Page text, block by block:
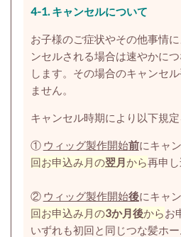
4-1. キャンセルについて
お子様のご症状やその他事情
ンセルされる場合は速やかに
します。その場合のキャンセ
ません。
キャンセル時期により以下規定
① ウィッグ製作開始前にキャ
回お申込み月の翌月から再申し
② ウィッグ製作開始後にキャ
回お申込み月の3か月後からお
いずれも初回と同じつな髪ホ